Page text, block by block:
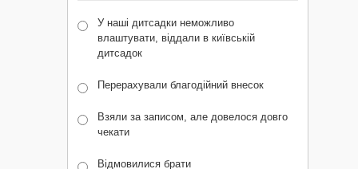
У наші дитсадки неможливо
влаштувати, віддали в київській
дитсадок
Перерахували благодійний внесок
Взяли за записом, але довелося довго
чекати
Відмовилися брати